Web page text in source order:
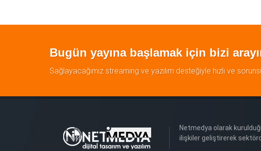
Bugün yayına başlamak için bizi
Sağlayacağımız streaming ve yazılım desteğiyle hızlı ve
Netmedya olarak
ilişkiler geliştirerek